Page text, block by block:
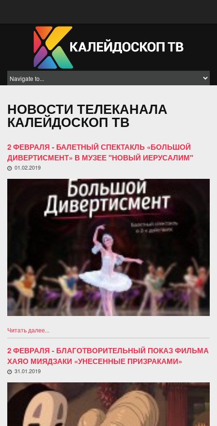
НОВОСТИ ТЕЛЕКАНАЛА
КАЛЕЙДОСКОП ТВ
2 ФЕВРАЛЯ - БАЛЕТНЫЙ СПЕКТАКЛЬ «БОЛЬШОЙ
ДИВЕРТИСМЕНТ» В МУЗЕЕ "НОВЫЙ ИЕРУСАЛИМ"
01.02.2019
Читать далее...
2 ФЕВРАЛЯ - БЛАГОТВОРИТЕЛЬНЫЙ ПОКАЗ ФИЛЬМА
ХАЯО МИЯДЗАКИ «УНЕСЕННЫЕ ПРИЗРАКАМИ»
31.01.2019